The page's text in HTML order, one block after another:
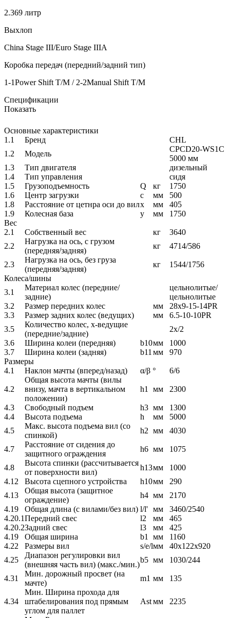
2.369 литр
Выхлоп
China Stage III/Euro Stage IIIA
Коробка передач (передний/задний тип)
1-1Power Shift T/M / 2-2Manual Shift T/M
Спецификации
Показать
Основные характеристики
1.1
Бренд
CHL
1.2
Модель
CPCD20-WS1C
5000 мм
1.3
Тип двигателя
дизельный
1.4
Тип управления
сидя
1.5
Грузоподъемность Q кг
1750
1.6
Центр загрузки c мм
500
1.8
Расстояние от цетнра оси до вилx мм
405
1.9
Колесная база y мм
1750
Вес
2.1
Собственный вес кг
3640
2.2
Нагрузка на ось, с грузом
(передняя/задняя)
кг 4714/586
2.3
Нагрузка на ось, без груза
(передняя/задняя)
кг
1544/1756
Колеса/шины
3.1
Материал колес (передние/
задние)
цельнолитые/
цельнолитые
3.2
Размер передних колес мм
28х9-15-14PR
3.3
Размер задних колес (ведущих) мм
6.5-10-10PR
3.5
Количество колес, х-ведущие
(передние/задние)
2x/2
3.6
Ширина колеи (передняя) b10мм
1000
3.7
Ширина колеи (задняя) b11 мм
970
Размеры
4.1
Наклон мачты (вперед/назад) α/β º 6/6
4.2
Общая высота мачты (вилы
внизу, мачта в вертикальном
положении)
h1 мм 2300
4.3 Свободный подъем h3 мм
1300
4.4
Высота подъема h мм
5000
4.5
Макс. высота подъема вил (со
спинкой)
h2 мм 4030
4.7
Расстояние от сидения до
защитного ограждения
h6 мм 1075
4.8
Высота спинки (рассчитывается
от поверхности вил)
h13мм
1000
4.12
Высота сцепного устройства h10мм
290
4.13
Общая высота (защитное
ограждение)
h4 мм
2170
4.19
Общая длина (с вилами/без вил) l/l' мм
3460/2540
4.20.1Передний свес l2 мм
465
4.20.2Задний свес l3 мм
425
4.19
Общая ширина b1 мм
1160
4.22
Размеры вил s/e/lмм
40х122х920
4.25
Диапазон регулировки вил
(внешняя часть вил) (макс./мин.)
b5 мм 1030/244
4.31
Мин. дорожный просвет (на
мачте)
m1 мм 135
4.34
Мин. Ширина прохода для
штабелирования под прямым
углом для паллет
Astмм 2235